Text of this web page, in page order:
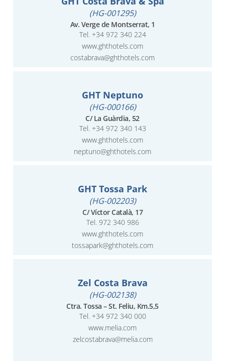
(HG-001295)
Av. Verge de Montserrat, 1
Tel. +34 972 340 224
www.ghthotels.com
costabrava@ghthotels.com
GHT Neptuno
(HG-000166)
C/ La Guàrdia, 52
Tel. +34 972 340 143
www.ghthotels.com
neptuno@ghthotels.com
GHT Tossa Park
(HG-002203)
C/ Víctor Català, 17
Tel. 972 340 986
www.ghthotels.com
tossapark@ghthotels.com
Zel Costa Brava
(HG-002138)
Ctra. Tossa – St. Feliu, Km.5,5
Tel. +34 972 340 000
www.melia.com
zelcostabrava@melia.com